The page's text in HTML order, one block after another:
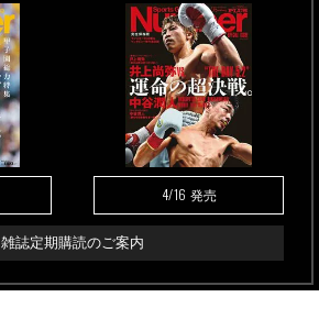
4/16 発売
雑誌定期購読のご案内